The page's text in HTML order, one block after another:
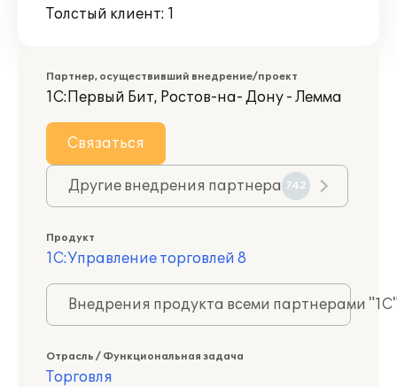
Толстый клиент: 1
Партнер, осуществивший внедрение/проект
1С:Первый Бит, Ростов-на- Дону - Лемма
Связаться
Другие внедрения партнера 742
Продукт
1С:Управление торговлей 8
Внедрения продукта всеми партнерами
Отрасль / Функциональная задача
Торговля